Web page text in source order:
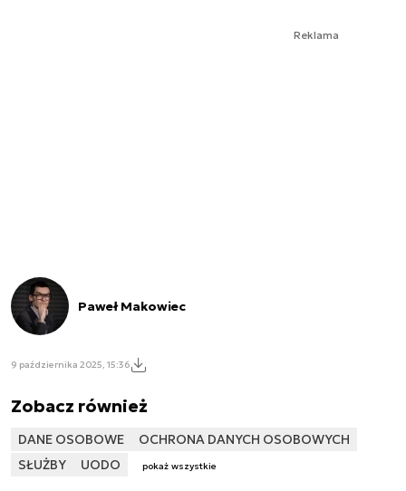
Reklama
Paweł Makowiec
9 października 2025, 15:36
Zobacz również
DANE OSOBOWE
OCHRONA DANYCH OSOBOWYCH
SŁUŻBY
UODO pokaż wszystkie